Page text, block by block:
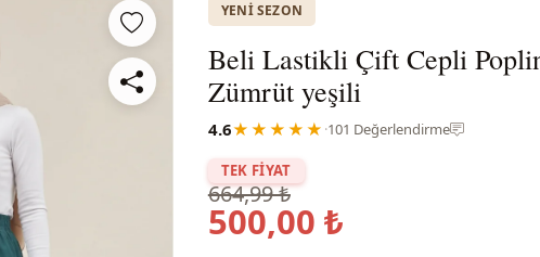
YENI SEZON
Beli Lastikli Çift Cepli
Zümrüt yeşili
4.6★★★★★ ·101 Değerlendirme
TEK FİYAT
664,99 ₺
500,00 ₺